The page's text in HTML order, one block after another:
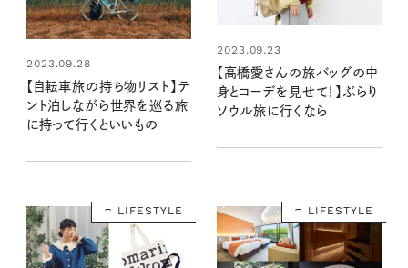
2023.09.28
【自転車旅の持ち物リスト】テ
ント泊しながら世界を巡る旅
に持って行くといいもの
2023.09.23
【高橋愛さんの旅バッグの中
身とコーデを見せて！】ぶらり
ソウル旅に行くなら
LIFESTYLE LIFESTYLE